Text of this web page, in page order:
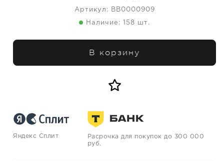
Артикул: BB0000909
Наличие: 158 шт.
В корзину
Яндекс Сплит
Расрочка для покупок до 300 000
руб.